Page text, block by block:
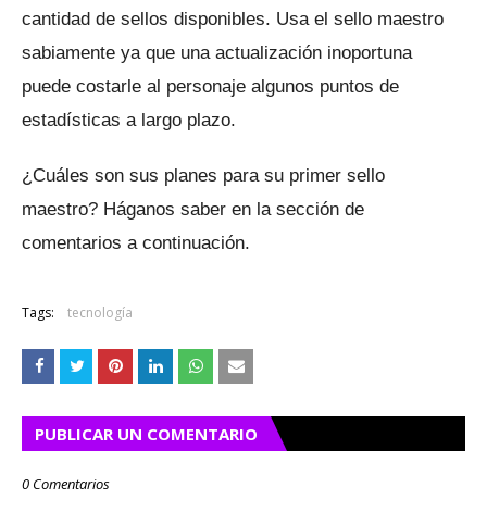
cantidad de sellos disponibles. Usa el sello maestro
sabiamente ya que una actualización inoportuna
puede costarle al personaje algunos puntos de
estadísticas a largo plazo.
¿Cuáles son sus planes para su primer sello
maestro? Háganos saber en la sección de
comentarios a continuación.
Tags: tecnología
PUBLICAR UN COMENTARIO
0 Comentarios